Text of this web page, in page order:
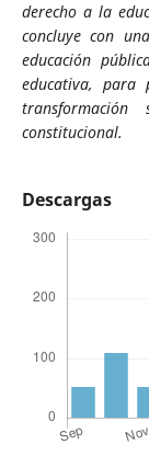
derecho a la
concluye con
educación
educativa, para
constitucional.
Descargas